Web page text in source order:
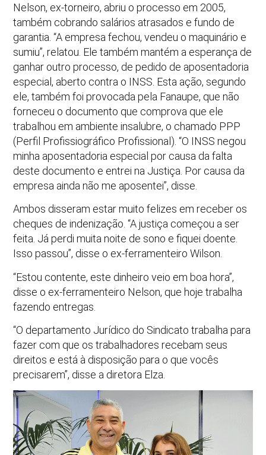
Nelson, ex-torneiro, abriu o processo em 2005,
também cobrando salários atrasados e fundo de
garantia. “A empresa fechou, vendeu o maquinário e
sumiu”, relatou. Ele também mantém a esperança de
ganhar outro processo, de pedido de aposentadoria
especial, aberto contra o INSS. Esta ação, segundo
ele, também foi provocada pela Fanaupe, que não
forneceu o documento que comprova que ele
trabalhou em ambiente insalubre, o chamado PPP
(Perfil Profissiográfico Profissional). “O INSS negou
minha aposentadoria especial por causa da falta
deste documento e entrei na Justiça. Por causa da
empresa ainda não me aposentei”, disse.
Ambos disseram estar muito felizes em receber os
cheques de indenização. “A justiça começou a ser
feita. Já perdi muita noite de sono e fiquei doente.
Isso passou”, disse o ex-ferramenteiro Wilson.
“Estou contente, este dinheiro veio em boa hora”,
disse o ex-ferramenteiro Nelson, que hoje trabalha
fazendo entregas.
“O departamento Jurídico do Sindicato trabalha para
fazer com que os trabalhadores recebam seus
direitos e está à disposição para o que vocês
precisarem”, disse a diretora Elza.